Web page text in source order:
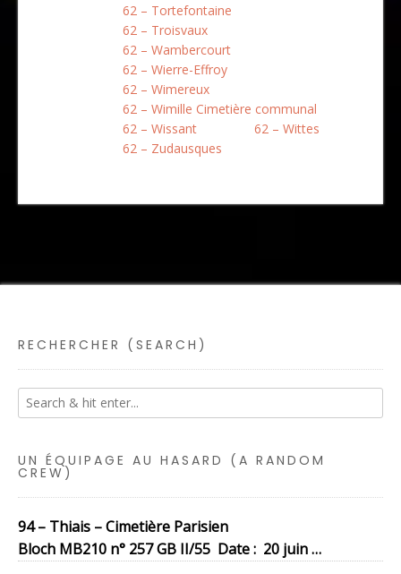
62 – Tortefontaine
62 – Troisvaux
62 – Wambercourt
62 – Wierre-Effroy
62 – Wimereux
62 – Wimille Cimetière communal
62 – Wissant
62 – Wittes
62 – Zudausques
RECHERCHER (SEARCH)
UN ÉQUIPAGE AU HASARD (A RANDOM
CREW)
94 – Thiais – Cimetière Parisien
Bloch MB210 n° 257 GB II/55 Date : 20 juin …